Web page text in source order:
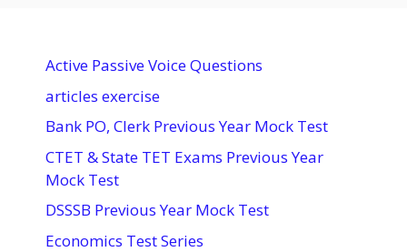
Active Passive Voice Questions
articles exercise
Bank PO, Clerk Previous Year Mock Test
CTET & State TET Exams Previous Year
Mock Test
DSSSB Previous Year Mock Test
Economics Test Series